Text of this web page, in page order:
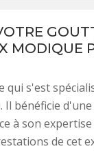
MODIQUE
s'est
bénéficie
à son
de cet